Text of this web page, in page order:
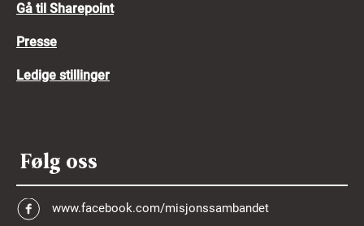
Gå til Sharepoint
Presse
Ledige stillinger
Følg oss
www.facebook.com/misjonssambandet